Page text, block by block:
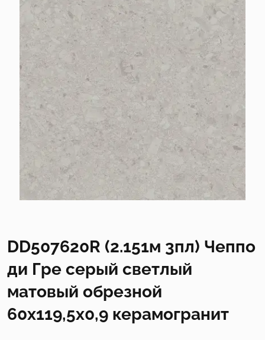
DD507620R (2.151м 3пл) Чеппо
ди Гре серый светлый
матовый обрезной
60x119,5x0,9 керамогранит